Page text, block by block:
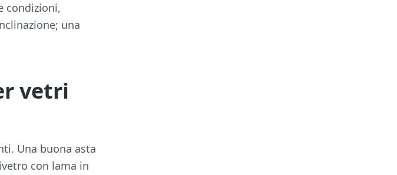
condizioni,
una
vetri
Una buona asta
con lama in